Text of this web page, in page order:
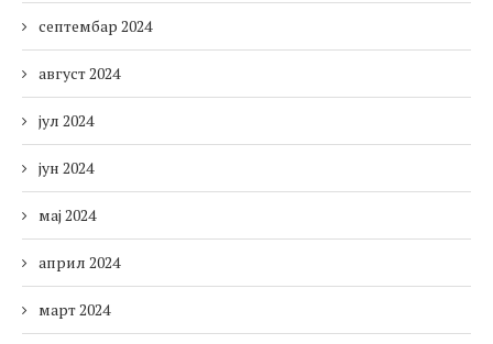
септембар 2024
август 2024
јул 2024
јун 2024
мај 2024
април 2024
март 2024